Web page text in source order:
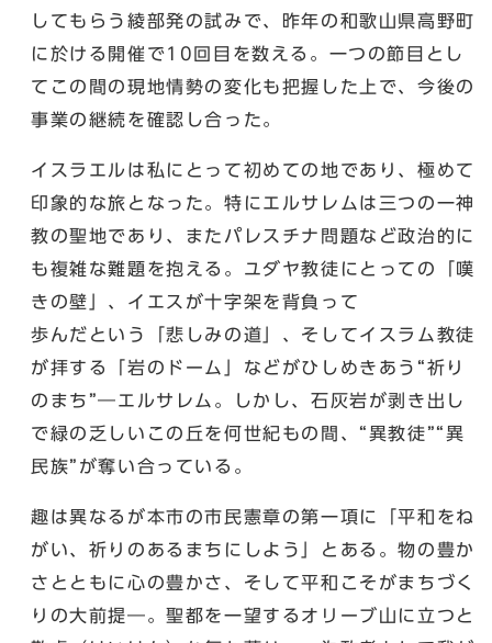
してもらう綾部発の試みで、昨年の和歌山県高野町
に於ける開催で10回目を数える。一つの節目とし
てこの間の現地情勢の変化も把握した上で、今後の
事業の継続を確認し合った。
イスラエルは私にとって初めての地であり、極めて
印象的な旅となった。特にエルサレムは三つの一神
教の聖地であり、またパレスチナ問題など政治的に
も複雑な難題を抱える。ユダヤ教徒にとっての「嘆
きの壁」、イエスが十字架を背負って
歩んだという「悲しみの道」、そしてイスラム教徒
が拝する「岩のドーム」などがひしめきあう“祈り
のまち”―エルサレム。しかし、石灰岩が剥き出し
で緑の乏しいこの丘を何世紀もの間、“異教徒”“異
民族”が奪い合っている。
趣は異なるが本市の市民憲章の第一項に「平和をね
がい、祈りのあるまちにしよう」とある。物の豊か
さとともに心の豊かさ、そして平和こそがまちづく
りの大前提―。聖都を一望するオリーブ山に立つと